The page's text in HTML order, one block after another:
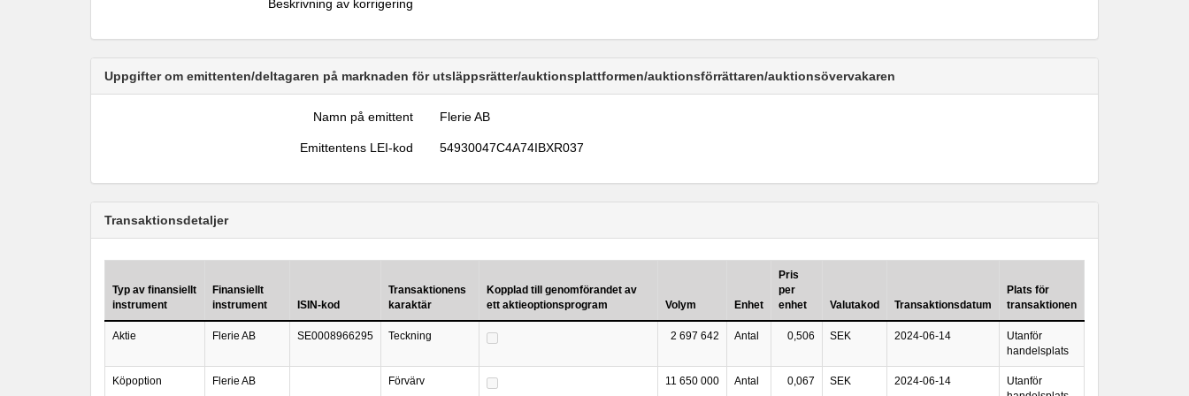
Beskrivning av korrigering
Uppgifter om emittenten/deltagaren på marknaden för utsläppsrätter/auktionsplattformen/auktionsförrättaren/auktionsövervakaren
Namn på emittent Flerie AB
Emittentens LEI-kod 54930047C4A74IBXR037
Transaktionsdetaljer
Typ av finansiellt
instrument
Finansiellt
instrument
ISIN-kod
Transaktionens
karaktär
Kopplad till genomförandet av
ett aktieoptionsprogram
Volym Enhet
Pris
per
enhet
Valutakod Transaktionsdatum
Plats för
transaktionen
Aktie Flerie AB SE0008966295 Teckning 2 697 642 Antal 0,506 SEK 2024-06-14
Utanför
handelsplats
Köpoption Flerie AB Förvärv 11 650 000 Antal 0,067 SEK 2024-06-14
Utanför